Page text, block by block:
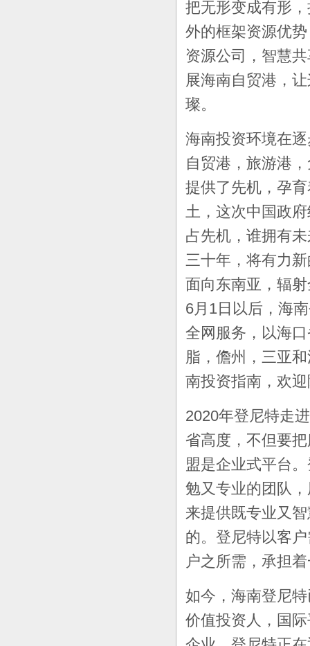
把无形变成有形
外的框架资源优
资源公司，智慧
展海南自贸港，
璨。
海南投资环境在
自贸港，旅游港
提供了先机，孕
土，这次中国政
占先机，谁拥有
三十年，将有力
面向东南亚，辐
6月 1日以后，海
全网服务，以海
脂，儋州，三亚
南投资指南，欢
2020年登尼特走
省高度，不但要
盟是企业式平台
勉又专业的团队
来提供既专业又
的。登尼特以客
户之所需，承担
如今，海南登尼
价值投资人，国